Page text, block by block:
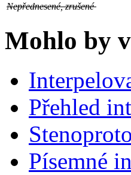
Nepřednesené, zrušené
Mohlo by
Přehled
Písemné